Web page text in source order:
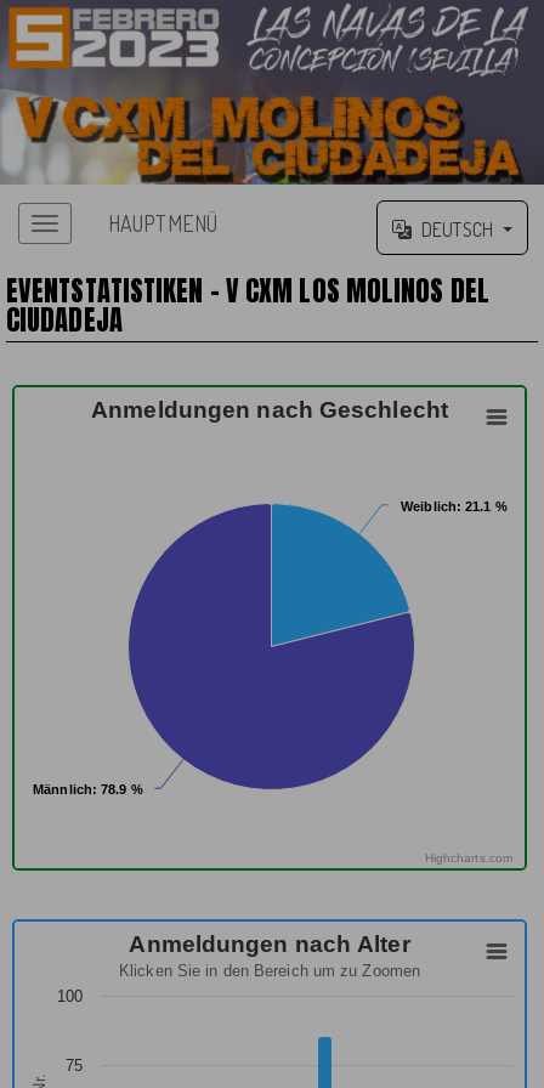
HAUPTMENÜ DEUTSCH
EVENTSTATISTIKEN - V CXM LOS MOLINOS DEL
CIUDADEJA
Anmeldungen nach Geschlecht
Weiblich: 21.1 %
Weiblich: 21.1 %
Männlich: 78.9 %
Männlich: 78.9 %
Highcharts.com
Anmeldungen nach Alter
Klicken Sie in den Bereich um zu Zoomen
75
100